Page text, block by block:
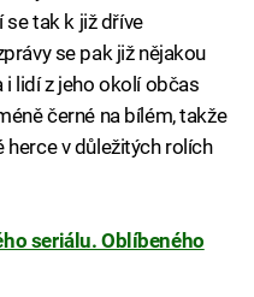
se tak k již dříve
se pak již nějakou
i lidí z jeho okolí občas
černé na bílém, takže
v důležitých rolích
seriálu. Oblíbeného